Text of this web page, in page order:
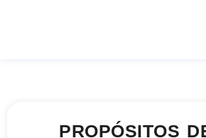
PROPÓSITOS